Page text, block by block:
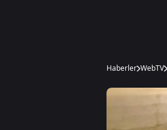
Haberler WebTV